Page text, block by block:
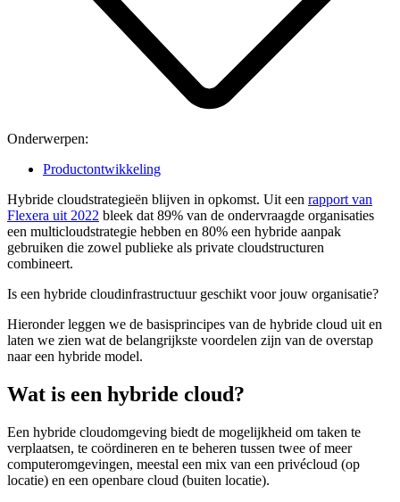
Onderwerpen:
Productontwikkeling
Hybride cloudstrategieën blijven in opkomst. Uit een rapport van
Flexera uit 2022 bleek dat 89% van de ondervraagde organisaties
een multicloudstrategie hebben en 80% een hybride aanpak
gebruiken die zowel publieke als private cloudstructuren
combineert.
Is een hybride cloudinfrastructuur geschikt voor jouw organisatie?
Hieronder leggen we de basisprincipes van de hybride cloud uit en
laten we zien wat de belangrijkste voordelen zijn van de overstap
naar een hybride model.
Wat is een hybride cloud?
Een hybride cloudomgeving biedt de mogelijkheid om taken te
verplaatsen, te coördineren en te beheren tussen twee of meer
computeromgevingen, meestal een mix van een privécloud (op
locatie) en een openbare cloud (buiten locatie).